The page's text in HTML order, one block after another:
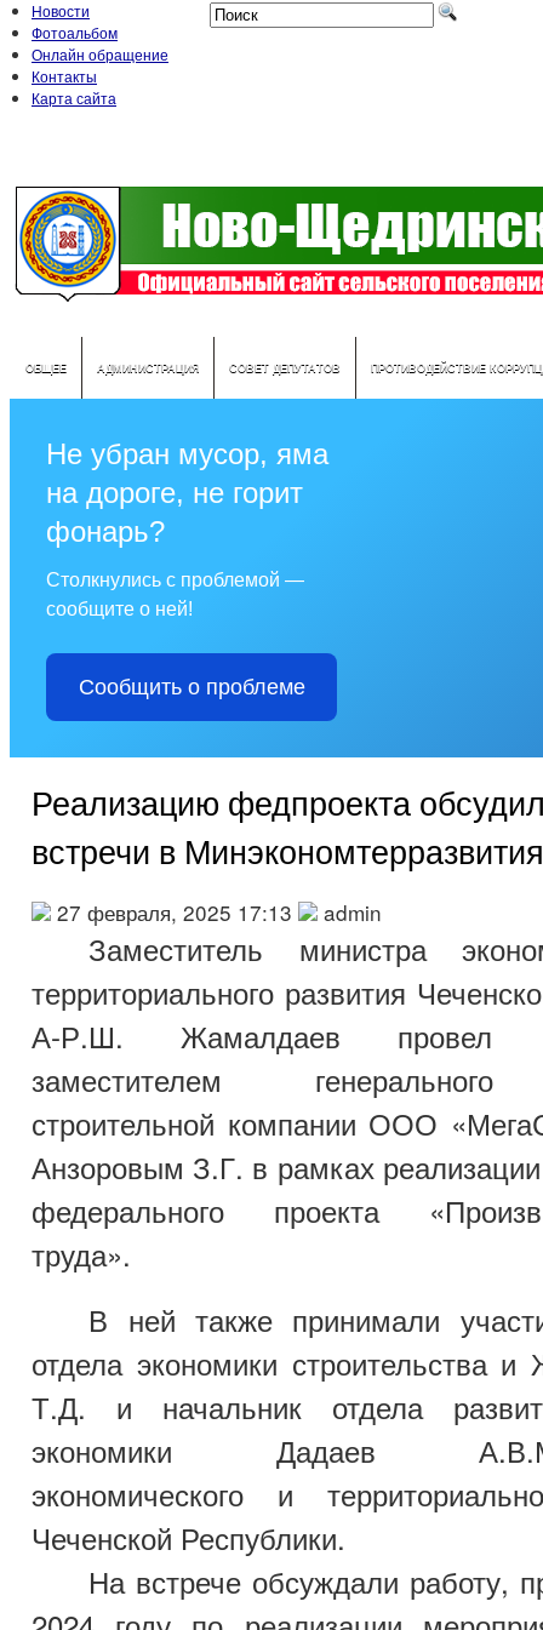
Новости
Фотоальбом
Онлайн обращение
Контакты
Карта сайта
ОБЩЕЕ АДМИНИСТРАЦИЯ СОВЕТ ДЕПУТАТОВ ПРОТИВОДЕЙСТВИЕ
Не убран мусор, яма
на дороге, не горит
фонарь?
Столкнулись с проблемой —
сообщите о ней!
Сообщить о проблеме
Реализацию федпроекта
встречи в
27 февраля, 2025 17:13 admin
Заместитель министра
территориального развития
А-Р.Ш. Жамалдаев провел
заместителем
строительной компании ООО
Анзоровым З.Г. в рамках
федерального проекта
труда».
В ней также принимали
отдела экономики строительства
Т.Д. и начальник отдела
экономики Дадаев
экономического и
Чеченской Республики.
На встрече обсуждали работу,